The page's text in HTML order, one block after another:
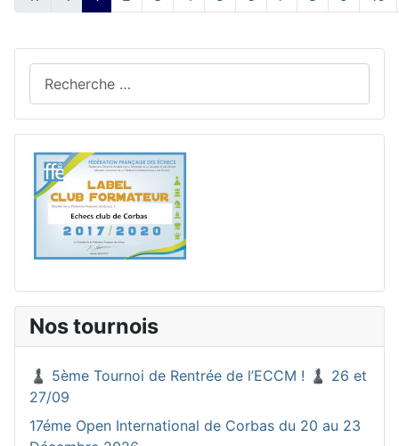
Nos tournois
♟️ 5ème Tournoi de Rentrée de l’ECCM ! ♟️ 26 et
27/09
17éme Open International de Corbas du 20 au 23